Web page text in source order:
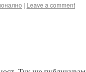
| Leave a comment